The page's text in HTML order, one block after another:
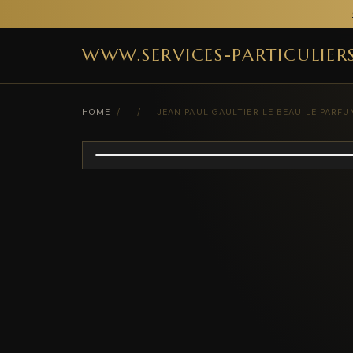
WWW.SERVICES-
HOME / / JEAN PAUL GAULTIER LE BEAU LE